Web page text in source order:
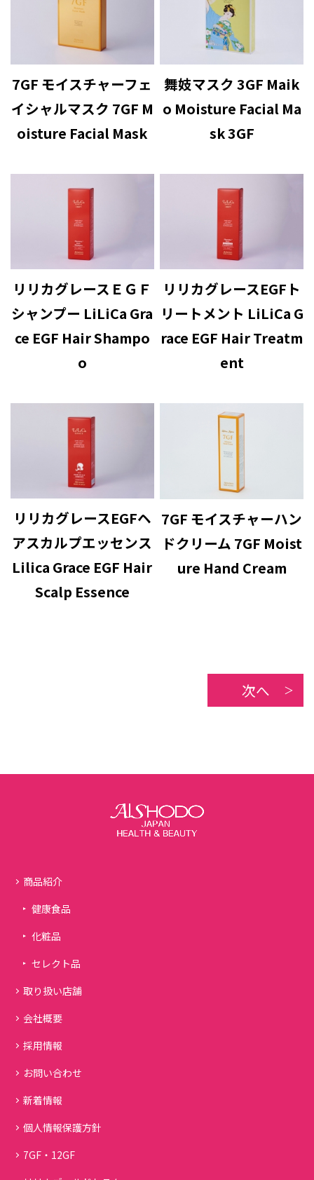
7GF モイスチャーフェ
イシャルマスク 7GF M
oisture Facial Mask
舞妓マスク 3GF Maik
o Moisture Facial Ma
sk 3GF
リリカグレースＥＧＦ
シャンプー LiLiCa Gra
ce EGF Hair Shampo
o
リリカグレースEGFト
リートメント LiLiCa G
race EGF Hair Treatm
ent
リリカグレースEGFヘ
アスカルプエッセンス
Lilica Grace EGF Hair
Scalp Essence
7GF モイスチャーハン
ドクリーム 7GF Moist
ure Hand Cream
次へ
商品紹介
健康食品
化粧品
セレクト品
取り扱い店舗
会社概要
採用情報
お問い合わせ
新着情報
個人情報保護方針
7GF・12GF